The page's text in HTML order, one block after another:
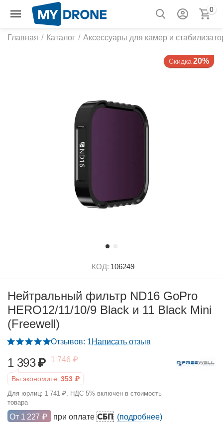
0
Главная / Каталог / Аксессуары для камер и
Скидка 20%
КОД: 106249
Нейтральный фильтр ND16 GoPro
HERO12/11/10/9 Black и 11 Black Mini
(Freewell)
Отзывов: 1Написать отзыв
1 393₽ 1 746 ₽
Вы экономите: 353 ₽
Для юрлиц: 1 741 ₽, НДС 5% включен в стоимость
товара
От 1 227 ₽ при оплате СБП (подробнее)